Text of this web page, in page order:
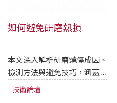
如何避免研磨熱損
本文深入解析研磨燒傷成因、
檢測方法與避免技巧，涵蓋研
磨參數、砂輪選型、冷卻液供
應與操作技能等關鍵要素，適
技術論壇